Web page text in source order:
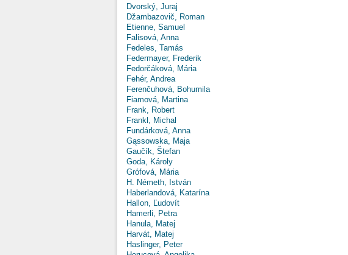
Dvorský, Juraj
Džambazovič, Roman
Etienne, Samuel
Falisová, Anna
Fedeles, Tamás
Federmayer, Frederik
Fedorčáková, Mária
Fehér, Andrea
Ferenčuhová, Bohumila
Fiamová, Martina
Frank, Robert
Frankl, Michal
Fundárková, Anna
Gąssowska, Maja
Gaučík, Štefan
Goda, Károly
Grófová, Mária
H. Németh, István
Haberlandová, Katarína
Hallon, Ľudovít
Hamerli, Petra
Hanula, Matej
Harvát, Matej
Haslinger, Peter